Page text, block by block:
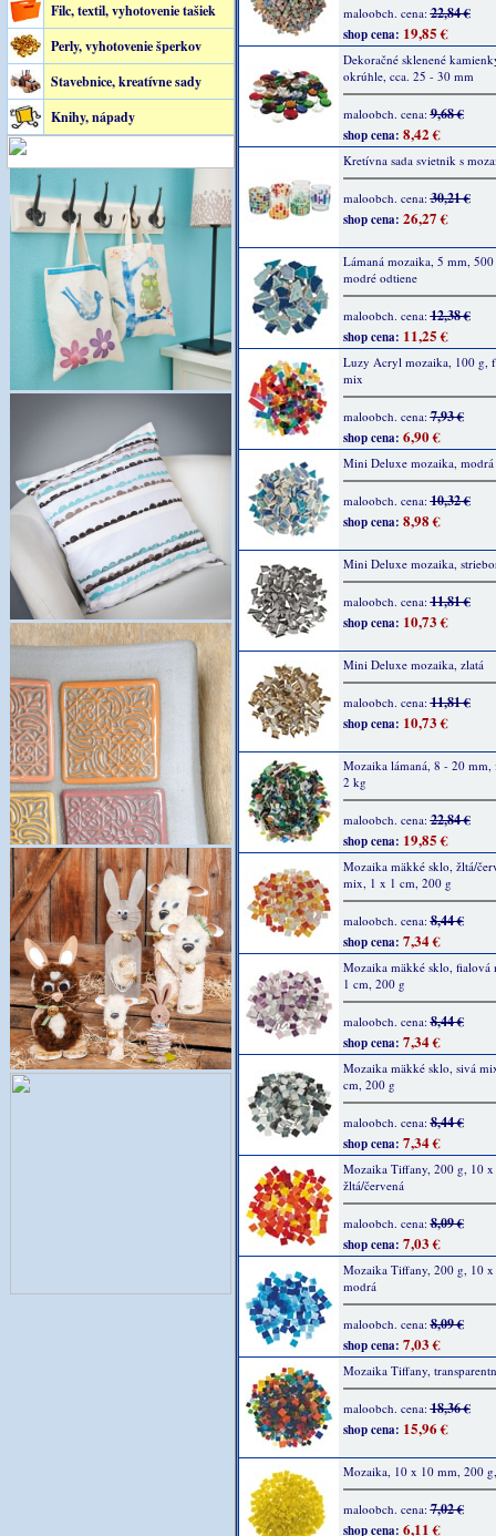
Filc, textil, vyhotovenie tašiek
Perly, vyhotovenie šperkov
Stavebnice, kreatívne sady
Knihy, nápady
maloobch. cena:22,84 €
shop cena: 19,85 €
Dekoračné sklenené
okrúhle, cca. 25 - 30 mm
maloobch. cena:9,68 €
shop cena: 8,42 €
Kretívna sada svietnik s
maloobch. cena:30,21 €
shop cena: 26,27 €
Lámaná mozaika, 5 mm,
modré odtiene
maloobch. cena:12,38 €
shop cena: 11,25 €
Luzy Acryl mozaika, 100 g,
mix
maloobch. cena:7,93 €
shop cena: 6,90 €
Mini Deluxe mozaika,
maloobch. cena:10,32 €
shop cena: 8,98 €
Mini Deluxe mozaika,
maloobch. cena:11,81 €
shop cena: 10,73 €
Mini Deluxe mozaika, zlatá
maloobch. cena:11,81 €
shop cena: 10,73 €
Mozaika lámaná, 8 - 20 mm,
2 kg
maloobch. cena:22,84 €
shop cena: 19,85 €
Mozaika mäkké sklo, žltá/
mix, 1 x 1 cm, 200 g
maloobch. cena:8,44 €
shop cena: 7,34 €
Mozaika mäkké sklo, fialová
1 cm, 200 g
maloobch. cena:8,44 €
shop cena: 7,34 €
Mozaika mäkké sklo, sivá
cm, 200 g
maloobch. cena:8,44 €
shop cena: 7,34 €
Mozaika Tiffany, 200 g, 10
žltá/červená
maloobch. cena:8,09 €
shop cena: 7,03 €
Mozaika Tiffany, 200 g, 10
modrá
maloobch. cena:8,09 €
shop cena: 7,03 €
Mozaika Tiffany,
maloobch. cena:18,36 €
shop cena: 15,96 €
Mozaika, 10 x 10 mm, 200
maloobch. cena:7,02 €
shop cena: 6,11 €